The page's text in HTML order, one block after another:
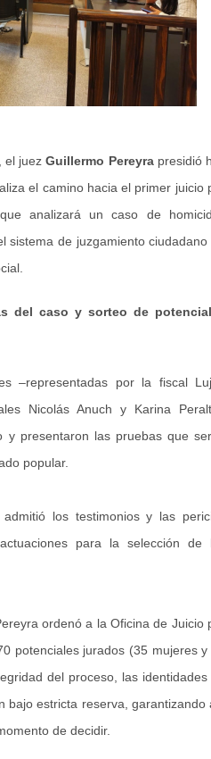
el juezGuillermo Pereyrapresidió
el camino hacia el primer juicio
analizará un caso de
sistema de juzgamiento ciudadano
del caso y sorteo de
–representadas por la fiscal
Nicolás Anuch y Karina
y presentaron las pruebas que
popular.
los testimonios y las
para la selección de
ordenó a la Oficina de Juicio
potenciales jurados (35 mujeres y
del proceso, las identidades
bajo estricta reserva, garantizando
de decidir.